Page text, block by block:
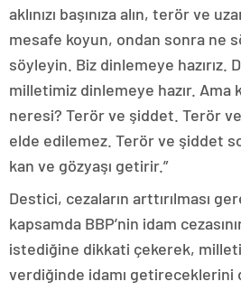
aklınızı başınıza alın, terör ve
mesafe koyun, ondan sonra ne
söyleyin. Biz dinlemeye hazırız.
milletimiz dinlemeye hazır. Ama
neresi? Terör ve şiddet. Terör
elde edilemez. Terör ve şiddet
kan ve gözyaşı getirir.”
Destici, cezaların arttırılması
kapsamda BBP’nin idam
istediğine dikkati çekerek,
verdiğinde idamı getireceklerini